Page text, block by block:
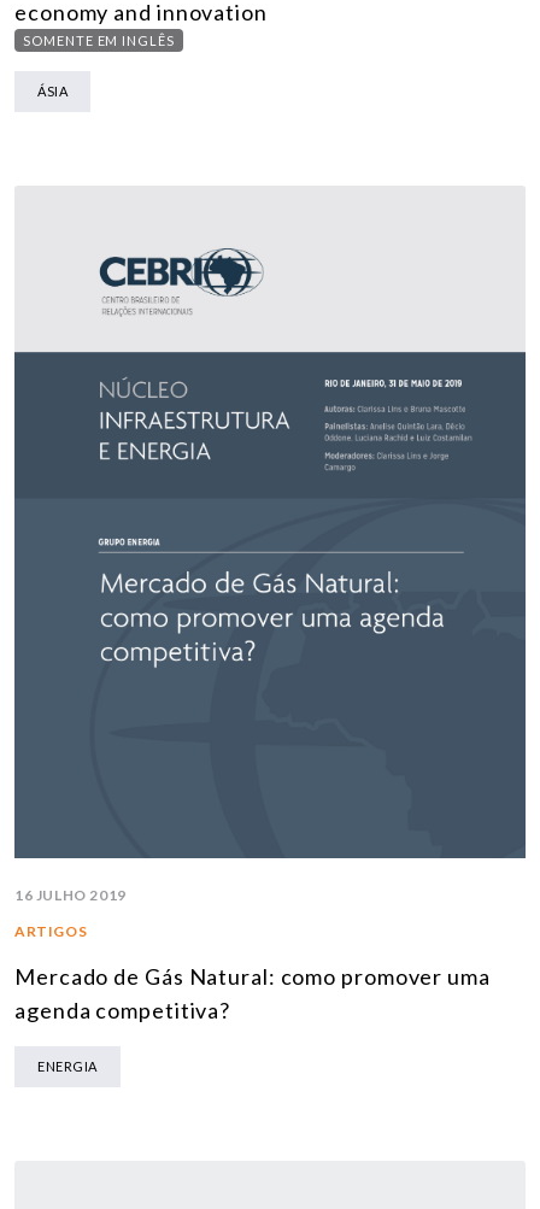
economy and innovation
SOMENTE EM INGLÊS
ÁSIA
16 JULHO 2019
ARTIGOS
Mercado de Gás Natural: como promover uma
agenda competitiva?
ENERGIA